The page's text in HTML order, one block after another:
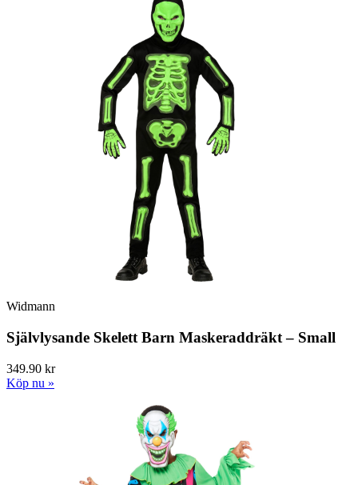
Widmann
Självlysande Skelett Barn Maskeraddräkt – Small
349.90 kr
Köp nu »